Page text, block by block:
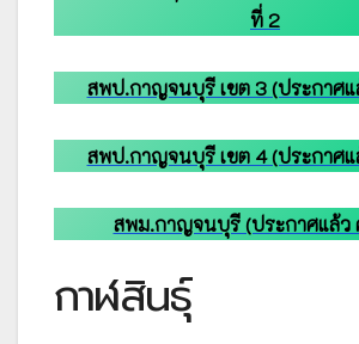
ที่ 2
สพป.กาญจนบุรี เขต 3 (ประกาศแ
สพป.กาญจนบุรี เขต 4 (ประกาศแ
สพม.กาญจนบุรี (ประกาศแล้ว
กาฬสินธุ์